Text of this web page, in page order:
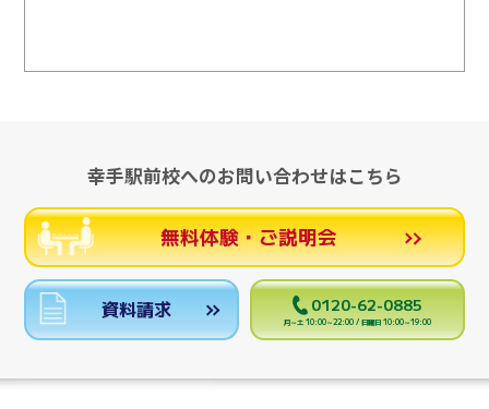
幸手駅前校へのお問い合わせはこちら
無料体験・ご説明会
資料請求 0120-62-0885
月～土 10:00～22:00 / 日曜日 10:00～19:00